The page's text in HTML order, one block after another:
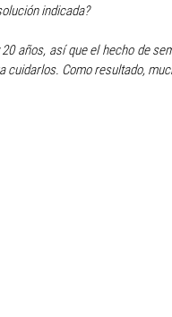
indicada?
años, así que el hecho de
cuidarlos. Como resultado,